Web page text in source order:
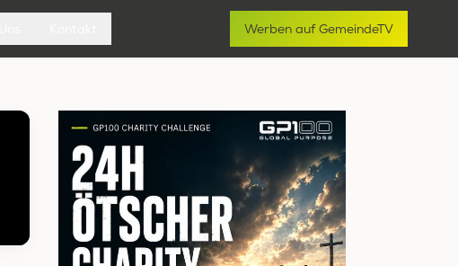
Werben auf GemeindeTV